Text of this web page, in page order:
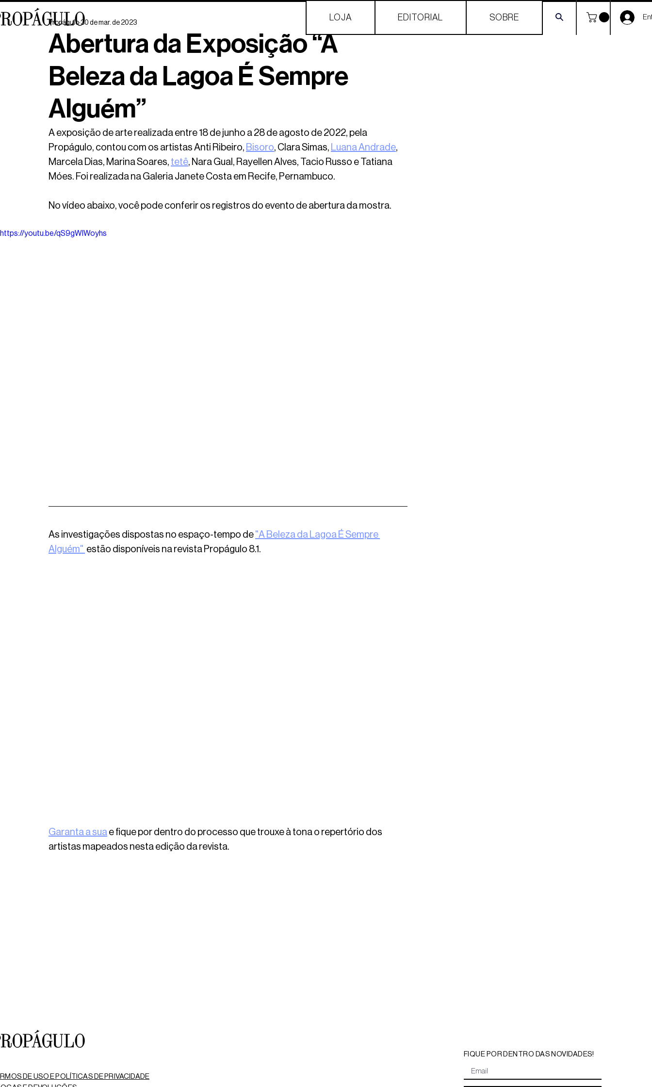
LOJA EDITORIAL SOBRE
Abertura da Exposição “A
Beleza da Lagoa É Sempre
Alguém”
Propágulo 30 de mar. de 2023
A exposição de arte realizada entre 18 de junho a 28 de agosto de 2022, pela
Propágulo, contou com os artistas Anti Ribeiro, Bisoro, Clara Simas, Luana Andrade,
Marcela Dias, Marina Soares, tetê, Nara Gual, Rayellen Alves, Tacio Russo e Tatiana
Móes. Foi realizada na Galeria Janete Costa em Recife, Pernambuco.
No vídeo abaixo, você pode conferir os registros do evento de abertura da mostra.
https://youtu.be/qS9gWIWoyhs
As investigações dispostas no espaço-tempo de "A Beleza da Lagoa É Sempre
Alguém" estão disponíveis na revista Propágulo 8.1.
Garanta a sua e fique por dentro do processo que trouxe à tona o repertório dos
artistas mapeados nesta edição da revista.
MORDIDA
DE USO E POLÍTICAS DE PRIVACIDADE
FIQUE POR DENTRO DAS NOVIDADES!